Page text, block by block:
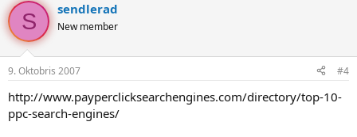
S sendlerad
New member
9. Oktobris 2007 #4
http://www.payperclicksearchengines.com/directory/top-10-
ppc-search-engines/